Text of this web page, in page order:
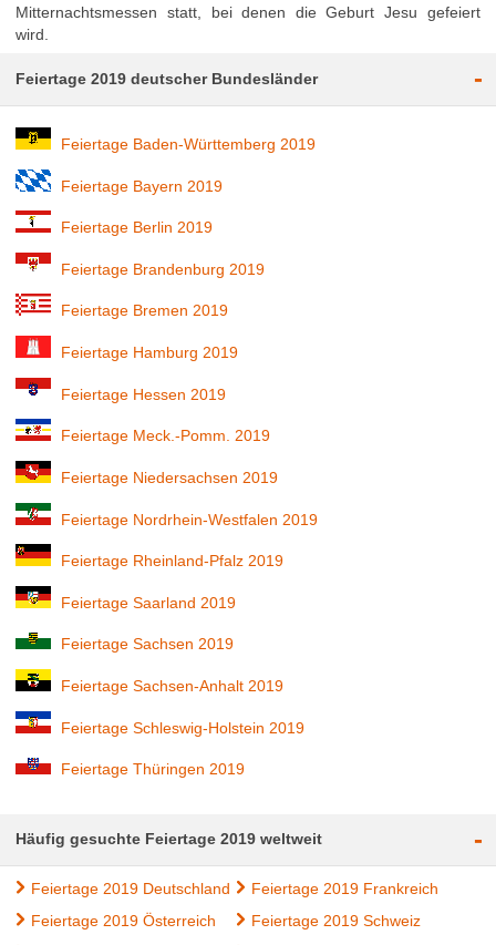
Mitternachtsmessen statt, bei denen die Geburt Jesu gefeiert
wird.
Feiertage 2019 deutscher Bundesländer -
Feiertage Baden-Württemberg 2019
Feiertage Bayern 2019
Feiertage Berlin 2019
Feiertage Brandenburg 2019
Feiertage Bremen 2019
Feiertage Hamburg 2019
Feiertage Hessen 2019
Feiertage Meck.-Pomm. 2019
Feiertage Niedersachsen 2019
Feiertage Nordrhein-Westfalen 2019
Feiertage Rheinland-Pfalz 2019
Feiertage Saarland 2019
Feiertage Sachsen 2019
Feiertage Sachsen-Anhalt 2019
Feiertage Schleswig-Holstein 2019
Feiertage Thüringen 2019
Häufig gesuchte Feiertage 2019 weltweit -
Feiertage 2019 Deutschland
Feiertage 2019 Frankreich
Feiertage 2019 Österreich
Feiertage 2019 Schweiz